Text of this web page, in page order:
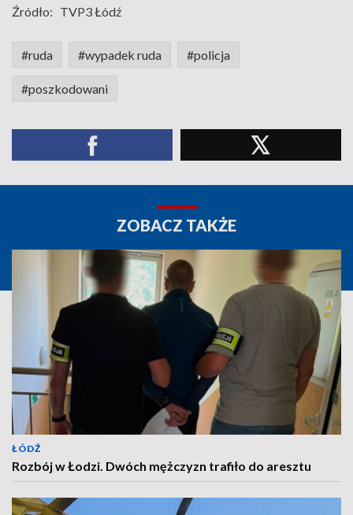
Źródło: TVP3 Łódź
#ruda #wypadek ruda #policja
#poszkodowani
ZOBACZ TAKŻE
ŁÓDŹ
Rozbój w Łodzi. Dwóch mężczyzn trafiło do aresztu